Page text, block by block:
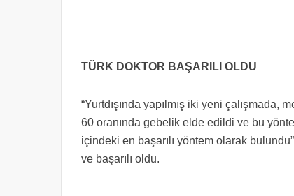
TÜRK DOKTOR BAŞARILI OLDU
“Yurtdışında yapılmış iki yeni
60 oranında gebelik elde edildi ve bu
içindeki en başarılı yöntem olarak
ve başarılı oldu.